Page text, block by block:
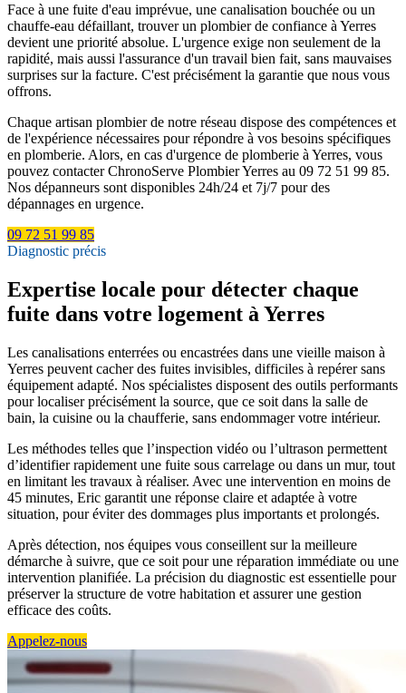
Face à une fuite d'eau imprévue, une canalisation bouchée ou un
chauffe-eau défaillant, trouver un plombier de confiance à Yerres
devient une priorité absolue. L'urgence exige non seulement de la
rapidité, mais aussi l'assurance d'un travail bien fait, sans mauvaises
surprises sur la facture. C'est précisément la garantie que nous vous
offrons.
Chaque artisan plombier de notre réseau dispose des compétences et
de l'expérience nécessaires pour répondre à vos besoins spécifiques
en plomberie. Alors, en cas d'urgence de plomberie à Yerres, vous
pouvez contacter ChronoServe Plombier Yerres au 09 72 51 99 85.
Nos dépanneurs sont disponibles 24h/24 et 7j/7 pour des
dépannages en urgence.
09 72 51 99 85
Diagnostic précis
Expertise locale pour détecter chaque
fuite dans votre logement à Yerres
Les canalisations enterrées ou encastrées dans une vieille maison à
Yerres peuvent cacher des fuites invisibles, difficiles à repérer sans
équipement adapté. Nos spécialistes disposent des outils performants
pour localiser précisément la source, que ce soit dans la salle de
bain, la cuisine ou la chaufferie, sans endommager votre intérieur.
Les méthodes telles que l’inspection vidéo ou l’ultrason permettent
d’identifier rapidement une fuite sous carrelage ou dans un mur, tout
en limitant les travaux à réaliser. Avec une intervention en moins de
45 minutes, Eric garantit une réponse claire et adaptée à votre
situation, pour éviter des dommages plus importants et prolongés.
Après détection, nos équipes vous conseillent sur la meilleure
démarche à suivre, que ce soit pour une réparation immédiate ou une
intervention planifiée. La précision du diagnostic est essentielle pour
préserver la structure de votre habitation et assurer une gestion
efficace des coûts.
Appelez-nous